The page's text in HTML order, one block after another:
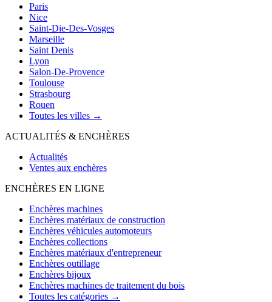
Paris
Nice
Saint-Die-Des-Vosges
Marseille
Saint Denis
Lyon
Salon-De-Provence
Toulouse
Strasbourg
Rouen
Toutes les villes →
ACTUALITÉS & ENCHÈRES
Actualités
Ventes aux enchères
ENCHÈRES EN LIGNE
Enchères machines
Enchères matériaux de construction
Enchères véhicules automoteurs
Enchères collections
Enchères matériaux d'entrepreneur
Enchères outillage
Enchères bijoux
Enchères machines de traitement du bois
Toutes les catégories →